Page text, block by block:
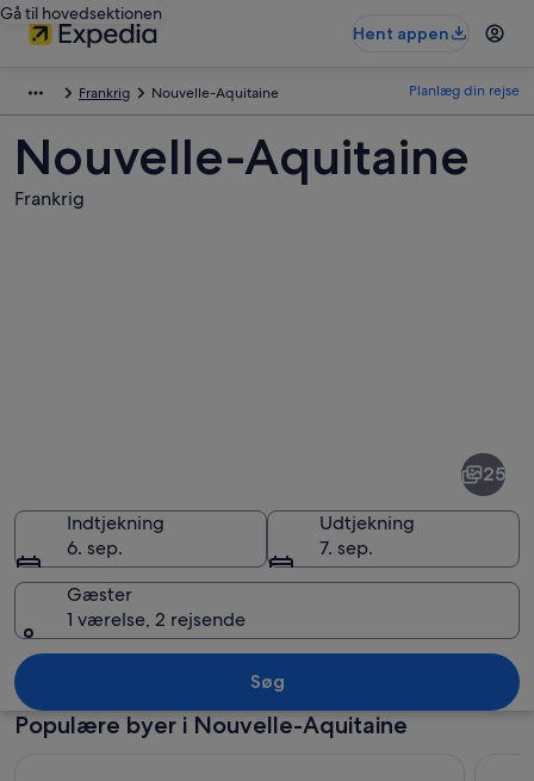
Gå til hovedsektionen
Hent appen
Frankrig Nouvelle-Aquitaine Planlæg din rejse
Nouvelle-Aquitaine
Frankrig
En klassisk fontæne med en statue
25
Indtjekning
6. sep.
Udtjekning
7. sep.
Gæster
1 værelse, 2 rejsende
Søg
Populære byer i Nouvelle-Aquitaine